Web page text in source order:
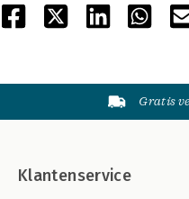
Gratis
Klantenservice